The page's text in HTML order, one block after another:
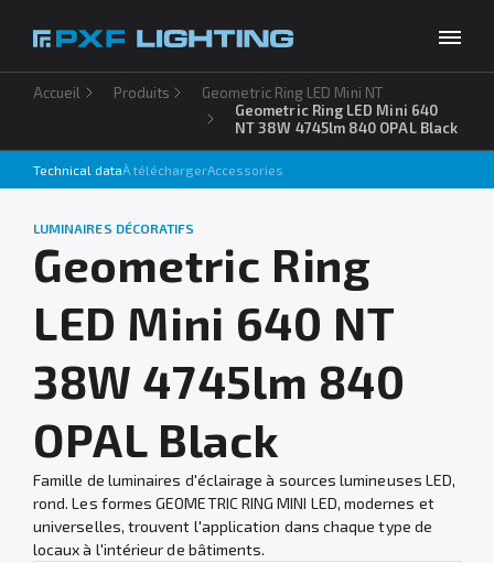
Produits
Inspirations
À télécharger
Contact
Choose your language
Accueil Produits
Geometric Ring LED Mini NT
Geometric Ring LED Mini 640
NT 38W 4745lm 840 OPAL Black
Technical dataÀ téléchargerAccessories
LUMINAIRES DÉCORATIFS
Geometric Ring
LED Mini 640 NT
38W 4745lm 840
OPAL Black
Famille de luminaires d'éclairage à sources lumineuses LED,
rond. Les formes GEOMETRIC RING MINI LED, modernes et
universelles, trouvent l'application dans chaque type de
locaux à l'intérieur de bâtiments.